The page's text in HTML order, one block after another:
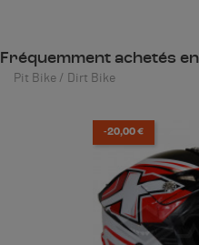
Fréquemment achetés
Pit Bike / Dirt Bike
-20,00 €